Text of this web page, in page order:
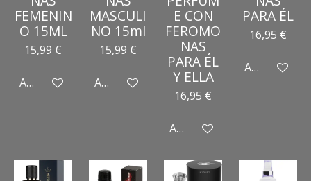
FEMENIN
O 15ML
15,99 €
Añadir al carrito
MASCULI
NO 15ml
15,99 €
Añadir al carrito
E CON
FEROMO
NAS
PARA ÉL
Y ELLA
16,95 €
Añadir al carrito
PARA ÉL
16,95 €
Añadir al